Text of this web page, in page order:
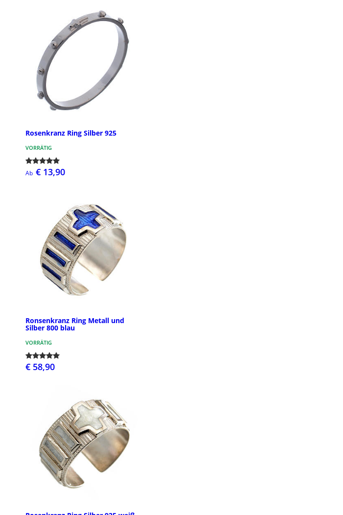
Rosenkranz Ring Silber 925
VORRÄTIG
Ab € 13,90
Ronsenkranz Ring Metall und
Silber 800 blau
VORRÄTIG
€ 58,90